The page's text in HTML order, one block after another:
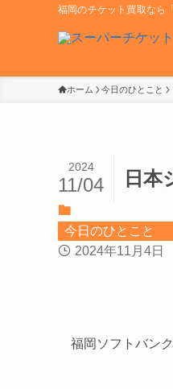
福岡のチケット買取なら
ホーム 今日のひとこと
日本
2024
11/04
今日のひとこと
2024年11月4日
福岡ソフトバン